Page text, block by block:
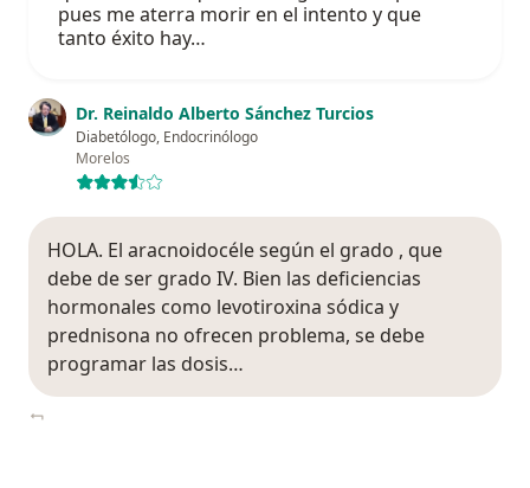
pues me aterra morir en el intento y que
tanto éxito hay…
Dr. Reinaldo Alberto Sánchez Turcios
Diabetólogo, Endocrinólogo
Morelos
HOLA. El aracnoidocéle según el grado , que
debe de ser grado IV. Bien las deficiencias
hormonales como levotiroxina sódica y
prednisona no ofrecen problema, se debe
programar las dosis…